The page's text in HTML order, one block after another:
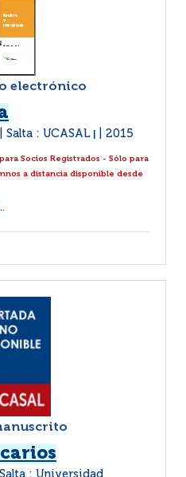
electrónico
Salta : UCASAL 2015
Socios Registrados - Sólo para
a distancia disponible desde
Salta : Universidad